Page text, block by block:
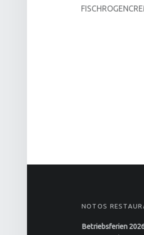
FOOTER SIDEBAR
NOTOS
Betriebsferien